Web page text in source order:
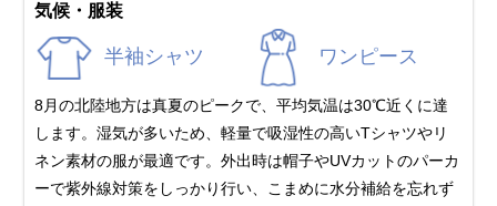
気候・服装
半袖シャツ ワンピース
8月の北陸地方は真夏のピークで、平均気温は30℃近くに達
します。湿気が多いため、軽量で吸湿性の高いTシャツやリ
ネン素材の服が最適です。外出時は帽子やUVカットのパーカ
ーで紫外線対策をしっかり行い、こまめに水分補給を忘れず